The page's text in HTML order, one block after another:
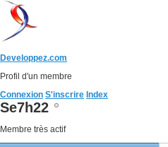
Developpez.com
Profil d'un membre
Connexion S'inscrire Index
Se7h22
Membre très actif